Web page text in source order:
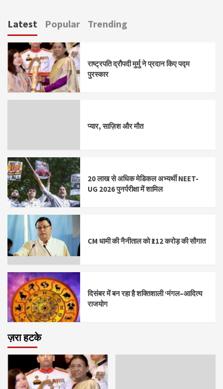
Latest Popular Trending
राष्ट्रपति द्रौपदी मुर्मु ने प्रदान किए पद्म
पुरस्कार
प्यार, साज़िश और मौत
20 लाख से अधिक मेडिकल अभ्यर्थी NEET-
UG 2026 पुनर्परीक्षा में शामिल
CM धामी की नैनीताल को ₹112 करोड़ की सौगात
दिसंबर में बन रहा है शक्तिशाली ‘मंगल–आदित्य
राजयोग
ज़रा हटके